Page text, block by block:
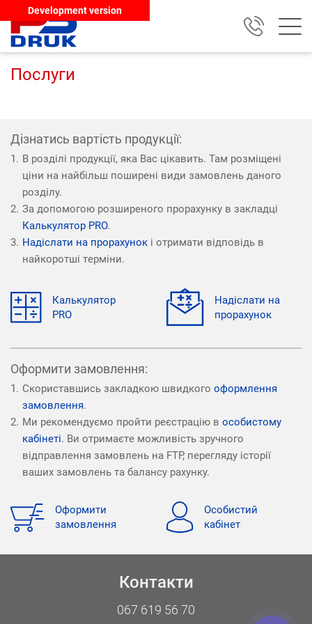
Development version
Послуги
Дізнатись вартість продукції:
В розділі продукції, яка Вас цікавить. Там розміщені
ціни на найбільш поширені види замовлень даного
розділу.
За допомогою розширеного прорахунку в закладці
Калькулятор PRO.
Надіслати на прорахунок і отримати відповідь в
найкоротші терміни.
Калькулятор
PRO
Надіслати на
прорахунок
Оформити замовлення:
Скориставшись закладкою швидкого оформлення
замовлення.
Ми рекомендуємо пройти реєстрацію в особистому
кабінеті. Ви отримаєте можливість зручного
відправлення замовлень на FTP, перегляду історії
ваших замовлень та балансу рахунку.
Оформити
замовлення
Особистий
кабінет
Контакти
067 619 56 70